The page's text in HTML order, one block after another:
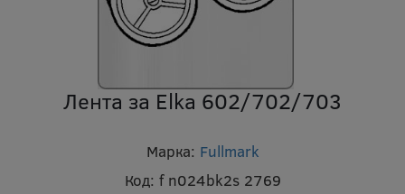
Лента за Elka 602/702/703
Марка: Fullmark
Код: f n024bk2s 2769